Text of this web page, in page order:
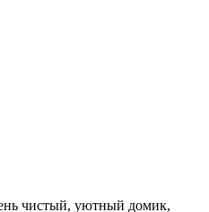
чистый, уютный домик,